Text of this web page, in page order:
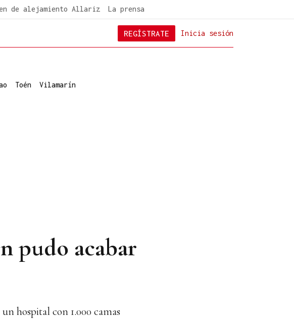
de alejamiento Allariz La prensa
Inicia sesión
REGÍSTRATE
Toén Vilamarín
pudo acabar
hospital con 1.000 camas